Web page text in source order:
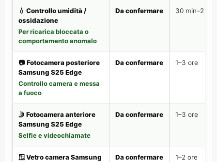
💧 Controllo umidità /
ossidazione
Per ricarica bloccata o
comportamento anomalo
Da confermare 30 min–2 ore
📷 Fotocamera posteriore
Samsung S25 Edge
Controllo camera e messa
a fuoco
Da confermare 1–3 ore
🤳 Fotocamera anteriore
Samsung S25 Edge
Selfie e videochiamate
Da confermare 1–3 ore
🪟 Vetro camera Samsung
Da confermare 1–2 ore